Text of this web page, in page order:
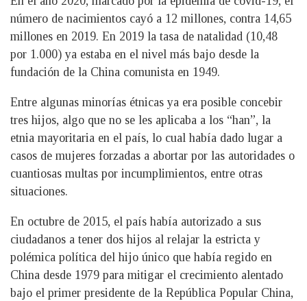
número de nacimientos cayó a 12 millones, contra 14,65
millones en 2019. En 2019 la tasa de natalidad (10,48
por 1.000) ya estaba en el nivel más bajo desde la
fundación de la China comunista en 1949.
Entre algunas minorías étnicas ya era posible concebir
tres hijos, algo que no se les aplicaba a los “han”, la
etnia mayoritaria en el país, lo cual había dado lugar a
casos de mujeres forzadas a abortar por las autoridades o
cuantiosas multas por incumplimientos, entre otras
situaciones.
En octubre de 2015, el país había autorizado a sus
ciudadanos a tener dos hijos al relajar la estricta y
polémica política del hijo único que había regido en
China desde 1979 para mitigar el crecimiento alentado
bajo el primer presidente de la República Popular China,